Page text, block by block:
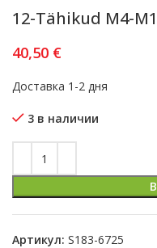
12-Tähikud M4-
40,50 €
Доставка 1-2 дня
3 в наличии
Артикул: S183-6725